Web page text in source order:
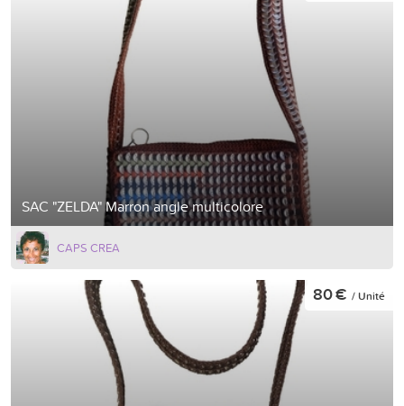
SAC "ZELDA" Marron angle multicolore
CAPS CREA
80 € / Unité